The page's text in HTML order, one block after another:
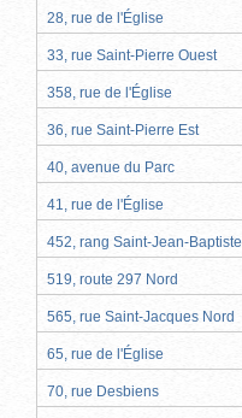
28, rue de l'Église
33, rue Saint-Pierre Ouest
358, rue de l'Église
36, rue Saint-Pierre Est
40, avenue du Parc
41, rue de l'Église
452, rang Saint-Jean-Baptiste
519, route 297 Nord
565, rue Saint-Jacques Nord
65, rue de l'Église
70, rue Desbiens